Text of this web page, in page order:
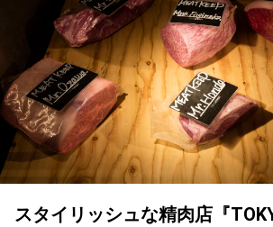
スタイリッシュな精肉店『